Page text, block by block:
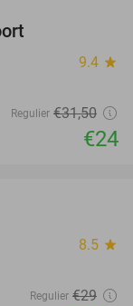
9.4 star
Regulier €31,50
€24
8.5 star
Regulier €29